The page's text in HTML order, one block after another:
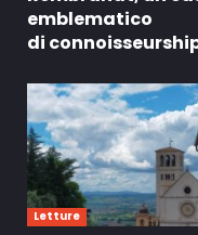
emblematico
di
Letture